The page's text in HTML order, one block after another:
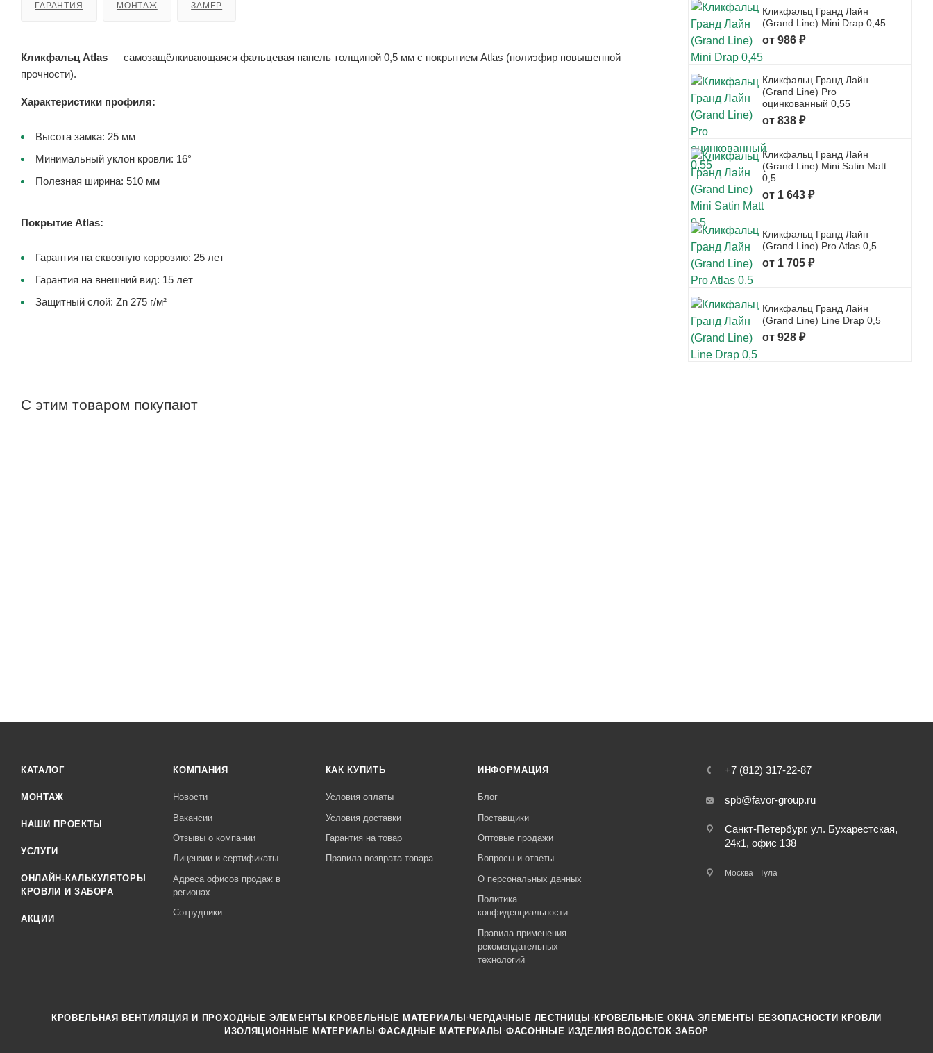
ГАРАНТИЯ МОНТАЖ ЗАМЕР
Кликфальц Atlas — самозащёлкивающаяся фальцевая панель толщиной 0,5 мм с покрытием Atlas (полиэфир повышенной
прочности).
Характеристики профиля:
Высота замка: 25 мм
Минимальный уклон кровли: 16°
Полезная ширина: 510 мм
Покрытие Atlas:
Гарантия на сквозную коррозию: 25 лет
Гарантия на внешний вид: 15 лет
Защитный слой: Zn 275 г/м²
Кликфальц Гранд Лайн
(Grand Line) Mini Drap 0,45
от 986 ₽
Кликфальц Гранд Лайн
(Grand Line) Pro
оцинкованный 0,55
от 838 ₽
Кликфальц Гранд Лайн
(Grand Line) Mini Satin Matt
0,5
от 1 643 ₽
Кликфальц Гранд Лайн
(Grand Line) Pro Atlas 0,5
от 1 705 ₽
Кликфальц Гранд Лайн
(Grand Line) Line Drap 0,5
от 928 ₽
С этим товаром покупают
КАТАЛОГ
МОНТАЖ
НАШИ ПРОЕКТЫ
УСЛУГИ
ОНЛАЙН-КАЛЬКУЛЯТОРЫ
КРОВЛИ И ЗАБОРА
АКЦИИ
КОМПАНИЯ
Новости
Вакансии
Отзывы о компании
Лицензии и сертификаты
Адреса офисов продаж в
регионах
Сотрудники
КАК КУПИТЬ
Условия оплаты
Условия доставки
Гарантия на товар
Правила возврата товара
ИНФОРМАЦИЯ
Блог
Поставщики
Оптовые продажи
Вопросы и ответы
О персональных данных
Политика
конфиденциальности
Правила применения
рекомендательных
технологий
+7 (812) 317-22-87
spb@favor-group.ru
Санкт-Петербург, ул. Бухарестская,
24к1, офис 138
Москва Тула
КРОВЕЛЬНАЯ ВЕНТИЛЯЦИЯ И ПРОХОДНЫЕ ЭЛЕМЕНТЫ ·КРОВЕЛЬНЫЕ МАТЕРИАЛЫ ·ЧЕРДАЧНЫЕ ЛЕСТНИЦЫ ·КРОВЕЛЬНЫЕ ОКНА ·ЭЛЕМЕНТЫ БЕЗОПАСНОСТИ КРОВЛИ
ИЗОЛЯЦИОННЫЕ МАТЕРИАЛЫ ·ФАСАДНЫЕ МАТЕРИАЛЫ ·ФАСОННЫЕ ИЗДЕЛИЯ·ВОДОСТОК ·ЗАБОР